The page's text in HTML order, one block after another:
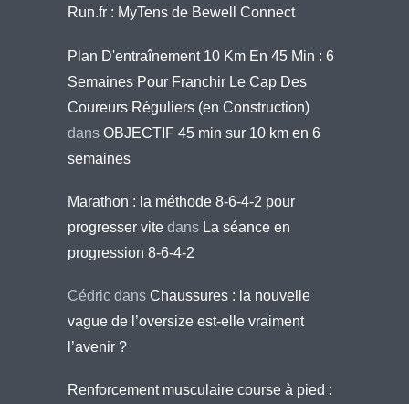
Run.fr : MyTens de Bewell Connect
Plan D'entraînement 10 Km En 45 Min : 6
Semaines Pour Franchir Le Cap Des
Coureurs Réguliers (en Construction)
dans OBJECTIF 45 min sur 10 km en 6
semaines
Marathon : la méthode 8-6-4-2 pour
progresser vite dans La séance en
progression 8-6-4-2
Cédric dans Chaussures : la nouvelle
vague de l’oversize est-elle vraiment
l’avenir ?
Renforcement musculaire course à pied :